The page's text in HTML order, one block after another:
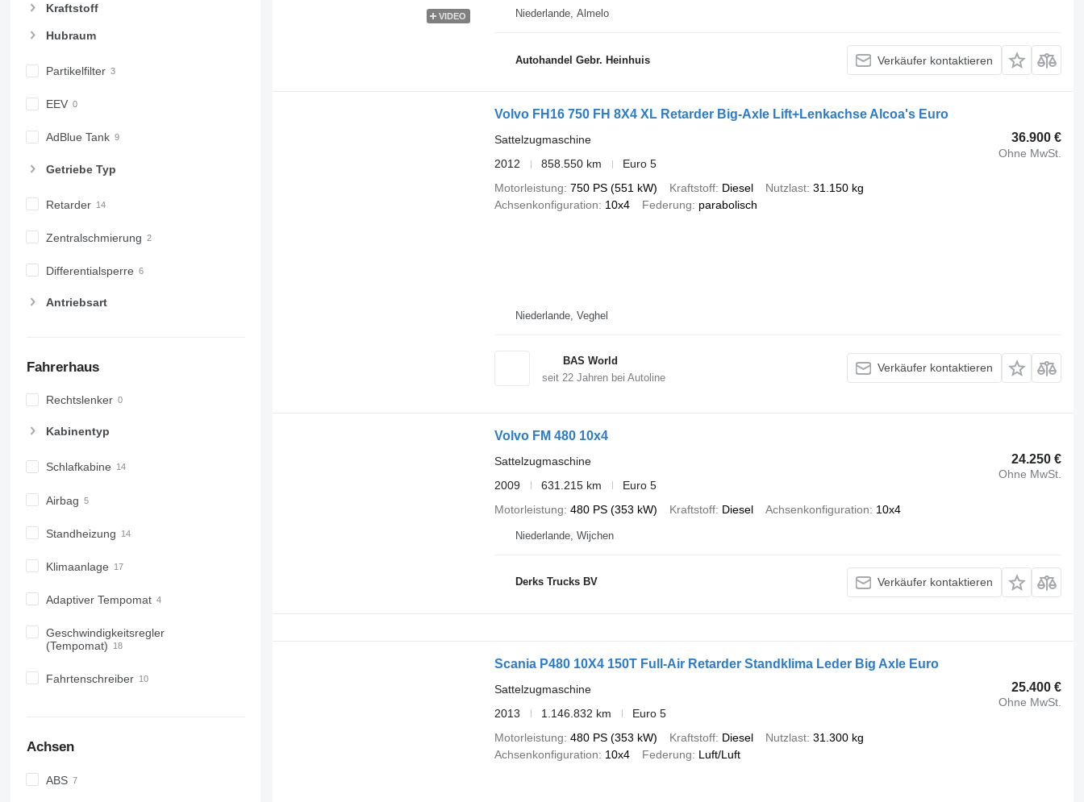
Kraftstoff
Hubraum
Partikelfilter
EEV
AdBlue Tank
Getriebe Typ
Retarder
Zentralschmierung
Differentialsperre
Antriebsart
Fahrerhaus
Rechtslenker
Kabinentyp
Schlafkabine
Airbag
Standheizung
Klimaanlage
Adaptiver Tempomat
Geschwindigkeitsregler
(Tempomat)
Fahrtenschreiber
Achsen
ABS
VIDEO Niederlande, Almelo
Autohandel Gebr. Heinhuis Verkäufer kontaktieren
Volvo FH16 750 FH 8X4 XL Retarder Big-Axle Lift+Lenkachse Alcoa's Euro
36.900 €
Ohne MwSt.
Sattelzugmaschine
2012
858.550 km
Euro 5
Motorleistung 750 PS (551 kW) Kraftstoff Diesel Nutzlast 31.150 kg
Achsenkonfiguration
10x4 Federung parabolisch
Niederlande, Veghel
BAS World
seit 22Jahren bei Autoline
Verkäufer kontaktieren
Volvo FM 480 10x4
24.250 €
Ohne MwSt.
Sattelzugmaschine
2009
631.215 km
Euro 5
Motorleistung 480 PS (353 kW) Kraftstoff Diesel Achsenkonfiguration 10x4
Niederlande, Wijchen
Derks Trucks BV Verkäufer kontaktieren
Scania P480 10X4 150T Full-Air Retarder Standklima Leder Big Axle Euro
25.400 €
Ohne MwSt.
Sattelzugmaschine
2013
1.146.832 km
Euro 5
Motorleistung 480 PS (353 kW) Kraftstoff Diesel Nutzlast 31.300 kg
Achsenkonfiguration
10x4 Federung Luft/Luft